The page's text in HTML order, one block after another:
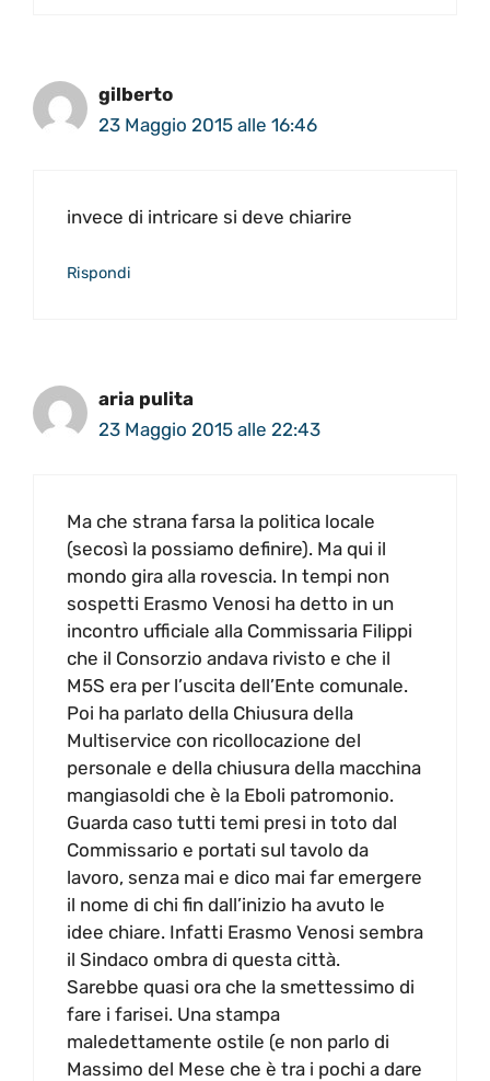
gilberto
23 Maggio 2015 alle 16:46
invece di intricare si deve chiarire
Rispondi
aria pulita
23 Maggio 2015 alle 22:43
Ma che strana farsa la politica locale
(secosì la possiamo definire). Ma qui il
mondo gira alla rovescia. In tempi non
sospetti Erasmo Venosi ha detto in un
incontro ufficiale alla Commissaria Filippi
che il Consorzio andava rivisto e che il
M5S era per l’uscita dell’Ente comunale.
Poi ha parlato della Chiusura della
Multiservice con ricollocazione del
personale e della chiusura della macchina
mangiasoldi che è la Eboli patromonio.
Guarda caso tutti temi presi in toto dal
Commissario e portati sul tavolo da
lavoro, senza mai e dico mai far emergere
il nome di chi fin dall’inizio ha avuto le
idee chiare. Infatti Erasmo Venosi sembra
il Sindaco ombra di questa città.
Sarebbe quasi ora che la smettessimo di
fare i farisei. Una stampa
maledettamente ostile (e non parlo di
Massimo del Mese che è tra i pochi a dare